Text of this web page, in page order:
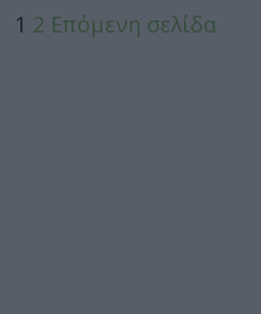
1 2 Επόμενη σελίδα